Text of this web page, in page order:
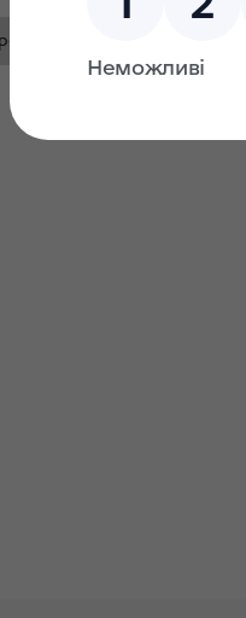
Харків.xls